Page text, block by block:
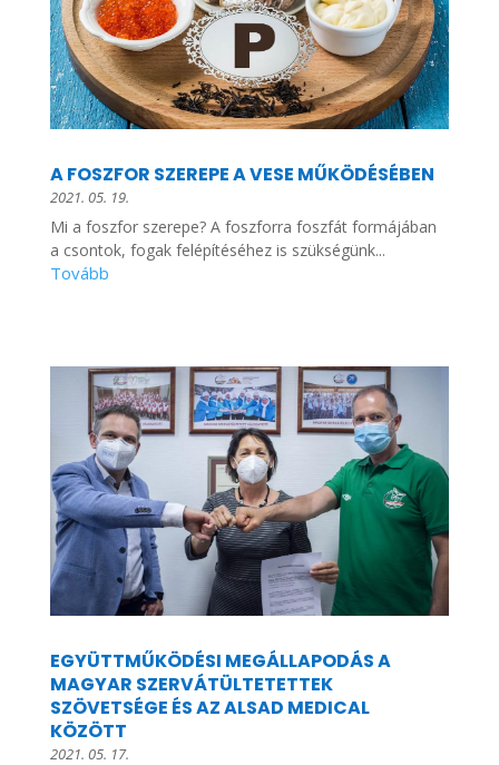
A FOSZFOR SZEREPE A VESE MŰKÖDÉSÉBEN
2021. 05. 19.
Mi a foszfor szerepe? A foszforra foszfát formájában
a csontok, fogak felépítéséhez is szükségünk...
EGYÜTTMŰKÖDÉSI MEGÁLLAPODÁS A
MAGYAR SZERVÁTÜLTETETTEK
SZÖVETSÉGE ÉS AZ ALSAD MEDICAL
KÖZÖTT
2021. 05. 17.